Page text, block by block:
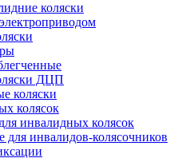
коляски
ДЦП
коляски
колясок
инвалидных колясок
для инвалидов-колясочников